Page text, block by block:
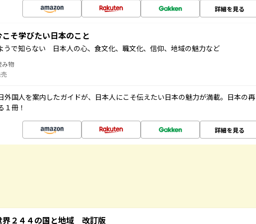
詳細を見る
そ学びたい日本のこと
うで知らない 日本人の心、食文化、職文化、信仰、地域の魅力など
み物
外国人を案内したガイドが、日本人にこそ伝えたい日本の魅力が満載。日本の再
１冊！
詳細を見る
２４４の国と地域 改訂版